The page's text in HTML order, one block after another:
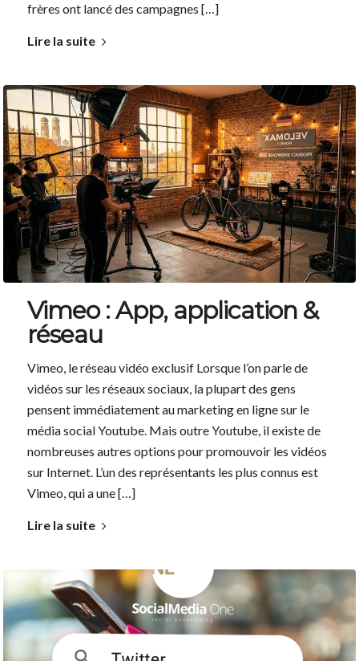
frères ont lancé des campagnes […]
Lire la suite
Vimeo : App, application &
réseau
Vimeo, le réseau vidéo exclusif Lorsque l’on parle de
vidéos sur les réseaux sociaux, la plupart des gens
pensent immédiatement au marketing en ligne sur le
média social Youtube. Mais outre Youtube, il existe de
nombreuses autres options pour promouvoir les vidéos
sur Internet. L’un des représentants les plus connus est
Vimeo, qui a une […]
Lire la suite